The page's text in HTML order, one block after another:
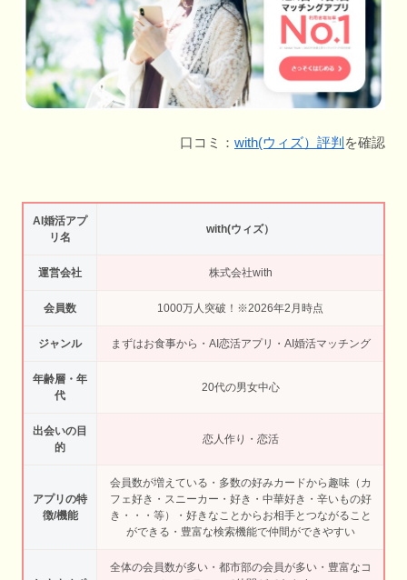
口コミ： with(ウィズ）評判 を確認
AI婚活アプ
リ名
with(ウィズ）
運営会社 株式会社with
会員数 1000万人突破！※2026年2月時点
ジャンル まずはお食事から・AI恋活アプリ・AI婚活マッチング
年齢層・年
代
20代の男女中心
出会いの目
的
恋人作り・恋活
アプリの特
徴/機能
会員数が増えている・多数の好みカードから趣味（カ
フェ好き・スニーカー・好き・中華好き・辛いもの好
き・・・等）・好きなことからお相手とつながること
ができる・豊富な検索機能で仲間ができやすい
全体の会員数が多い・都市部の会員が多い・豊富なコ